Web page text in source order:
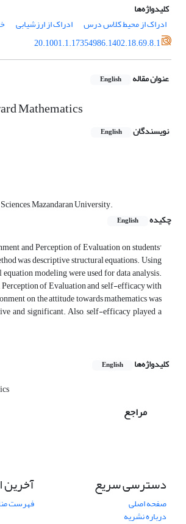
کلیدواژه‌ها
ادراک از محیط کلاس درس
ادراک از ارزشیابی
20.1001.1.17354986.1402.18.69.8.1
عنوان مقاله English
Mathematics
نویسندگان English
Mazandaran University.
چکیده
English
and Perception of Evaluation on students'
was descriptive structural equations. Using
modeling were used for data analysis.
Perception of Evaluation and self-efficacy with
on the attitude towards mathematics was
and significant. Also, self-efficacy played a
کلیدواژه‌ها English
مراجع
دسترسی سریع
صفحه اصلی
درباره نشریه
آخرین
فهرست